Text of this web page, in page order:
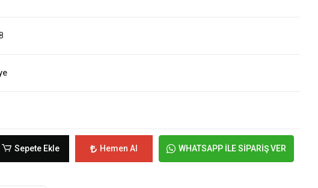
Sepete Ekle Hemen Al WHATSAPP İLE SİPARİŞ VER